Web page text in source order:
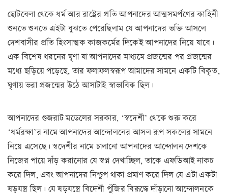
ছোটবেলা থেকে ধর্ম আর রাষ্ট্রের প্রতি আপনাদের আত্মসমর্পণের কাহিনী
শুনতে শুনতে এইটা বুঝতে পেরেছিলাম যে আপনাদের ভক্তি আসলে
দেশবাসীর প্রতি হিংসাত্মক কাজকর্মের দিকেই আপনাদের নিয়ে যাবে।
এক বিশেষ ধরনের ঘৃণা যা আপনাদের মাধ্যমে প্রজন্মের পর প্রজন্মের
মধ্যে ছড়িয়ে পড়েছে, তার ফলাফলস্বরূপ আমাদের সামনে একটি বিকৃত,
ঘৃণায় ভরা প্রজন্মের উঠে আসাটাই স্বাভাবিক ছিল।
আপনাদের গুজরাট মডেলের সরকার, ‘স্বদেশী’ থেকে শুরু করে
‘ধর্মরক্ষা’র নামে আপনাদের আন্দোলনের আসল রূপ সকলের সামনে
নিয়ে এসেছে। স্বদেশীর নামে চালানো আপনাদের আন্দোলন দেশকে
নিজের পায়ে দাঁড় করানোর যে স্বপ্ন দেখাচ্ছিল, তাকে এফডিআই নাকচ
করে দিল, এবং আপনাদের নিশ্চুপ থাকা প্রমাণ করে দিল যে এটা একটা
ষড়যন্ত্র ছিল। যে ষড়যন্ত্রে বিদেশী পুঁজির বিরূদ্ধে দাঁড়ানো আন্দোলনকে